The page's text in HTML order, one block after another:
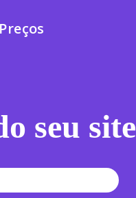
Preços
seu site